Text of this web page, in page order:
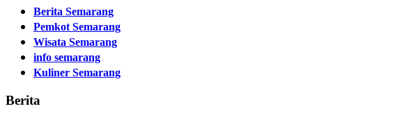
Berita Semarang
Pemkot Semarang
Wisata Semarang
info semarang
Kuliner Semarang
Berita